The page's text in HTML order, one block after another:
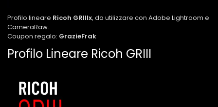
Profilo lineare Ricoh GRIIIx, da utilizzare con Adobe Lightroom e
CameraRaw.
Coupon regalo: GrazieFrak
Profilo Lineare Ricoh GRIII